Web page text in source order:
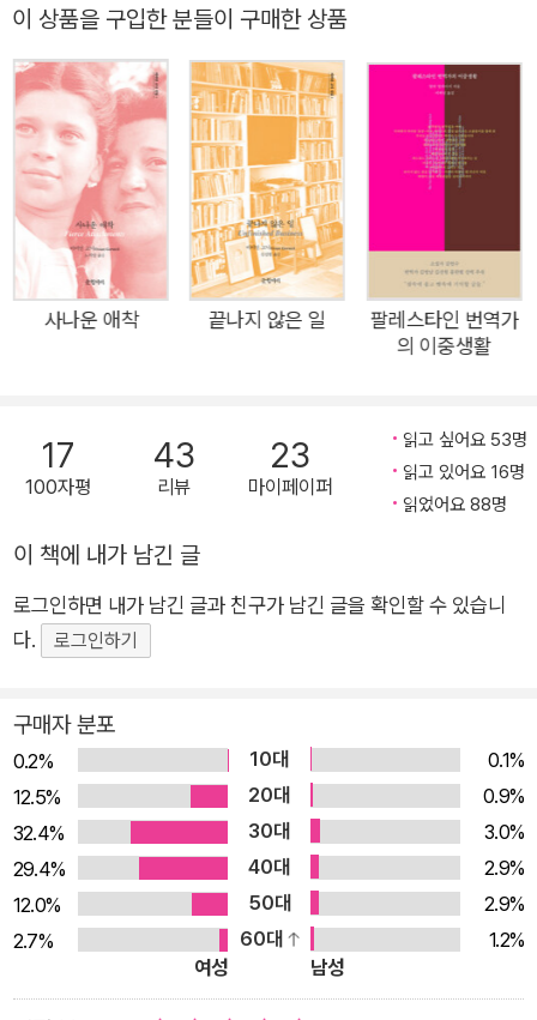
스 워턴, 케이트 쇼팽, 진 리스 등이 쓴 20세기 탁월한 문학작품
을 들여다보며 사랑과 결혼, 이별과 배신의 장면들을 탐구해, “그
렇게 그들은 결혼해서 평생 행복하게 살았답니다”의 시대가 완전
히 끝났음을 보여준다. 이 책은 출간 당시 〈뉴욕 타임스〉 〈뉴요커〉
〈로스앤젤레스 타임스〉 〈보스턴 리뷰〉 〈커커스 리뷰〉 등 수많은
매체에서 비평을 예술의 경지로 끌어올렸다는 찬사를 받으며, 그
해 전미도서비평가협회상 비평 부문 최종 후보에 올랐다.
『짝 없는 여자와 도시』는 고닉이 『사나운 애착』을 펴내고 30여
생 뉴욕이라는 궁극의 메트로폴리스를 누비며 살아온 그가 이 책
에서 다루는 주제는 사랑의 단념과 우정의 예감이다. 친구와 연인
들, 어머니와 이웃들, 거리의 사람들, 대도시가 길러낸 작가들과
주고받는 압축적이고 리듬감 있는 대화는 눈을 뗄 수 없는 희곡
같기도 하고 뉴욕에 바쳐진 시 같기도 하다. 관계의 딜레마, 우연
한 마주침과 구성된 과거, 자기 발견의 순간들, 로맨틱한 관계만
큼이나 내밀하고 치명적인 우정의 네트워크, 도시의 신음과 동요
가 이 책의 콜라주를 이룬다. ‘짝 없는’ ‘여자와’ ‘도시’라는 제목은
그런 면에서 책의 정신을 간결하게 담아낸다. 중년의 고닉이 유년
노년의 고닉은 일생을 찾고 헤맨 짝, 그런 짝을 찾겠다는 기대와
열망과 가능성을 전부 뒤로하고 혼자서 가장 완전한 자기를 향해
사이로. 로맨틱한 사랑의 종말과 끝나지 않는 우정 ‘사랑은 답이
아니다.’ 남편의 상실을 인생의 수렁으로 받아들여버린 어머니 곁
에서, 로맨틱한 사랑에 삶을 제물로 바쳐버린 여자들의 중력에 짓
눌려 고닉은 생각했다. 그러나 로맨스라는 자아의 유예를 한때는
화두가 됐고, 그런 사람의 부재는 모든 걸 정의내리는 경험이 됐
다”.(70) 삼십대 중반에 이미 두 번의 결혼과 이혼, 몇 번의 강렬
한 연애를 경험한 그는 진정한 짝이라고 생각한 사람과 나눈 열렬
한 사랑과 그들에 대한 헌신적인 동일시에도 불구하고 사랑의 종
말을 맞았고, “소진되고, 비참했고, 고독해졌다”.(이하 Laura M
arsh, “Giving Up on Love: Vivian Gornick and the pursuit
of an uncoupled life”, The New Republic, April 24, 2015
참조) 『빌리지보이스』에서 활동하며 제2물결 페미니즘에 몸담은
고닉은 이성애 로맨스와 그 안의 권력 관계를 재구성하고 전복하
이 상품을 구입한 분들이 구매한 상품
사나운 애착 끝나지 않은 일
팔레스타인 번역가
의 이중생활
17
100자평
43
리뷰
23
마이페이퍼
읽고 싶어요 53명
읽고 있어요 16명
읽었어요 88명
이 책에 내가 남긴 글
로그인하면 내가 남긴 글과 친구가 남긴 글을 확인할 수 있습니
다.
로그인하기
구매자 분포
0.2% 10대
0.1%
12.5%
20대
0.9%
32.4%
30대
3.0%
29.4%
40대
2.9%
12.0%
50대
2.9%
2.7%
60대
1.2%
여성
남성